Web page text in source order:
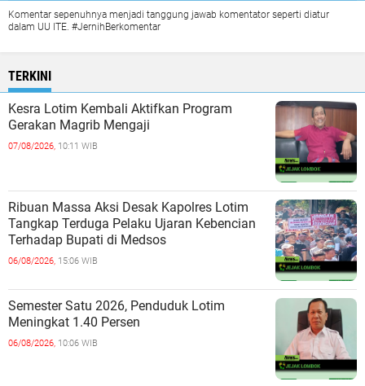
Komentar sepenuhnya menjadi tanggung jawab komentator seperti diatur
dalam UU ITE. #JernihBerkomentar
TERKINI
Kesra Lotim Kembali Aktifkan Program
Gerakan Magrib Mengaji
07/08/2026, 10:11 WIB
Ribuan Massa Aksi Desak Kapolres Lotim
Tangkap Terduga Pelaku Ujaran Kebencian
Terhadap Bupati di Medsos
06/08/2026, 15:06 WIB
Semester Satu 2026, Penduduk Lotim
Meningkat 1.40 Persen
06/08/2026, 10:06 WIB